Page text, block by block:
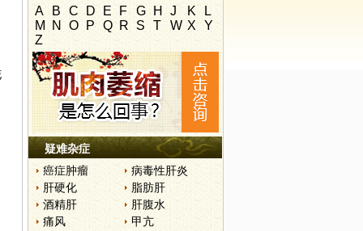
A B C D E F G H J K
L
M N O P Q R S T W X
Y
Z
疑难杂症
癌症肿瘤
病毒性肝炎
肝硬化
脂肪肝
酒精肝
肝腹水
痛风
甲亢